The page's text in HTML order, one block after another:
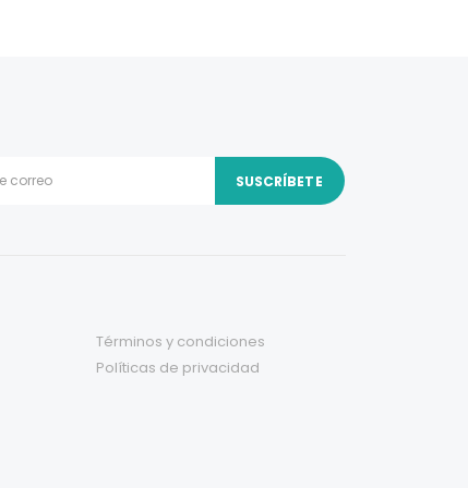
Términos y condiciones
Políticas de privacidad